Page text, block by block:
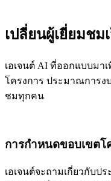
เปลี่ยนผู้เยี่ยมชม
เอเจนต์ AI ที่ออกแบบมา
โครงการ ประมาณการง
ชมทุกคน
การกำหนดขอบเขตโ
เอเจนต์จะถามเกี่ยวกับ